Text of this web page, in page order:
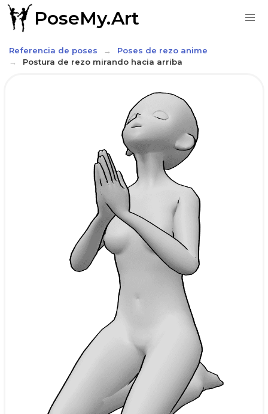
PoseMy.Art
Referencia de poses
Poses de rezo anime
Postura de rezo mirando hacia arriba